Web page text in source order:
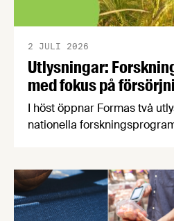
Utlysningar:
med fokus på
2 JULI 2026
I höst öppnar Formas två
nationella
en motståndskraftig
båda syftar till att bana väg
stärker Sveriges